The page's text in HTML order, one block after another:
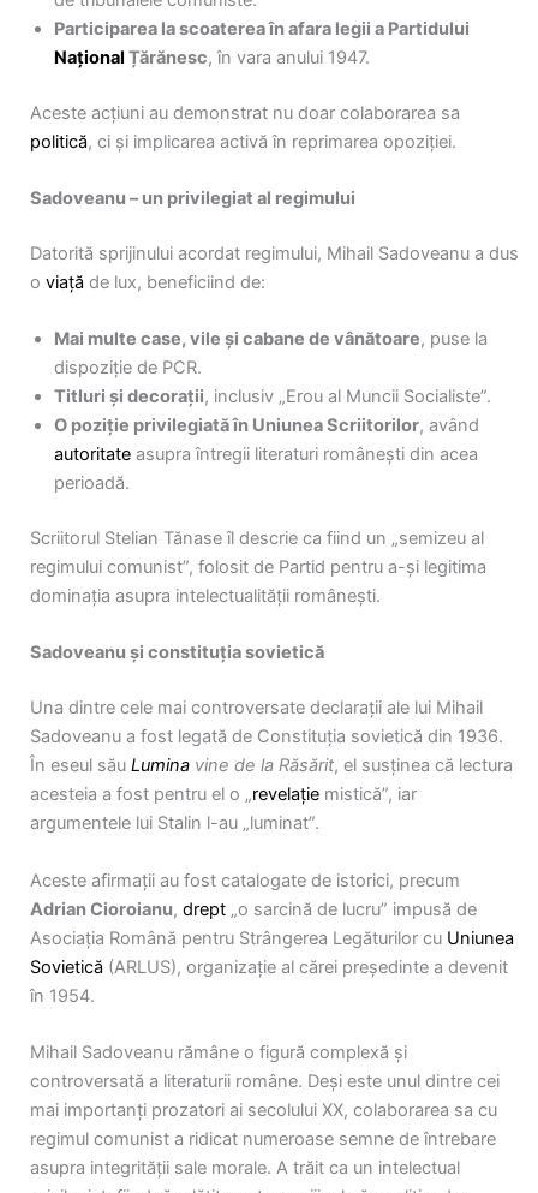
Participarea la scoaterea în afara legii a Partidului
Național Țărănesc, în vara anului 1947.
Aceste acțiuni au demonstrat nu doar colaborarea sa
politică, ci și implicarea activă în reprimarea opoziției.
Sadoveanu – un privilegiat al regimului
Datorită sprijinului acordat regimului, Mihail Sadoveanu a dus
o viață de lux, beneficiind de:
Mai multe case, vile și cabane de vânătoare, puse la
dispoziție de PCR.
Titluri și decorații, inclusiv „Erou al Muncii Socialiste”.
O poziție privilegiată în Uniunea Scriitorilor, având
autoritate asupra întregii literaturi românești din acea
perioadă.
Scriitorul Stelian Tănase îl descrie ca fiind un „semizeu al
regimului comunist”, folosit de Partid pentru a-și legitima
dominația asupra intelectualității românești.
Sadoveanu și constituția sovietică
Una dintre cele mai controversate declarații ale lui Mihail
Sadoveanu a fost legată de Constituția sovietică din 1936.
În eseul său Lumina vine de la Răsărit, el susținea că lectura
acesteia a fost pentru el o „revelație mistică”, iar
argumentele lui Stalin l-au „luminat”.
Aceste afirmații au fost catalogate de istorici, precum
Adrian Cioroianu, drept „o sarcină de lucru” impusă de
Asociația Română pentru Strângerea Legăturilor cu Uniunea
Sovietică (ARLUS), organizație al cărei președinte a devenit
în 1954.
Mihail Sadoveanu rămâne o figură complexă și
controversată a literaturii române. Deși este unul dintre cei
mai importanți prozatori ai secolului XX, colaborarea sa cu
regimul comunist a ridicat numeroase semne de întrebare
asupra integrității sale morale. A trăit ca un intelectual